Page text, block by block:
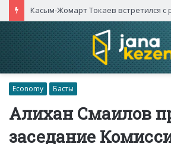
Economy Басты
Алихан Смаилов
заседание